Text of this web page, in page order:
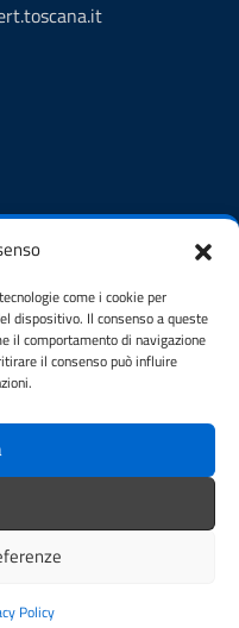
come i cookie per
dispositivo. Il consenso a queste
il comportamento di navigazione
il consenso può influire
Policy
YouTube